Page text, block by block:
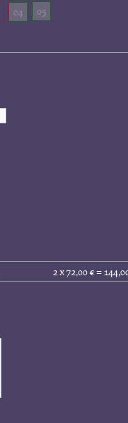
04 05
2 x 72,00 € =